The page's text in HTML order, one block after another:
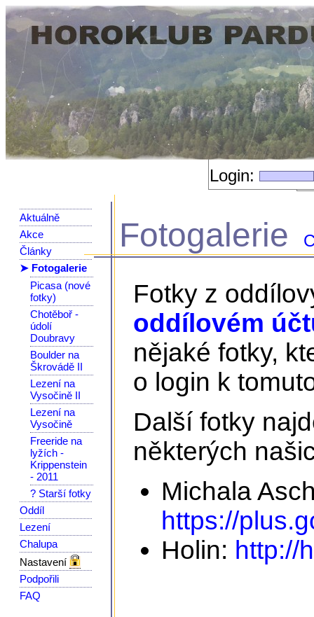
Login:
Aktuálně
Akce
Články
➤ Fotogalerie
Picasa (nové
fotky)
Chotěboř -
údolí
Doubravy
Boulder na
Škrovádě II
Lezení na
Vysočině II
Lezení na
Vysočině
Freeride na
lyžích -
Krippenstein
- 2011
? Starší fotky
Oddíl
Lezení
Chalupa
Nastavení
Podpořili
FAQ
Fotogalerie
Fotky z
oddílovém
nějaké fotky,
o login k
Další fotky
některých
Michala
https://
Holin: http://